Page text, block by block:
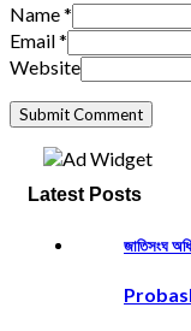
Name*
Email*
Website
Latest Posts
জাতিসংঘ